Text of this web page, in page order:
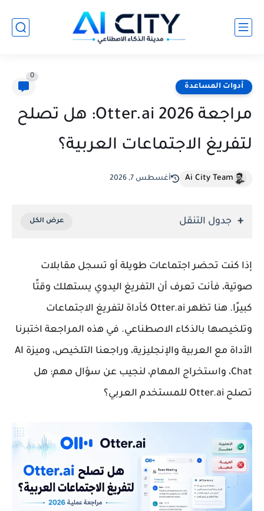
أدوات المساعدة
0
مراجعة Otter.ai 2026: هل تصلح
لتفريغ الاجتماعات العربية؟
Ai City Team أغسطس 7, 2026
جدول التنقل
إذا كنت تحضر اجتماعات طويلة أو تسجل مقابلات
صوتية، فأنت تعرف أن التفريغ اليدوي يستهلك وقتًا
كبيرًا. هنا تظهرOtter.ai كأداة لتفريغ الاجتماعات
وتلخيصها بالذكاء الاصطناعي. في هذه المراجعة اختبرنا
الأداة مع العربية والإنجليزية، وراجعنا التلخيص، وميزة AI
Chat، واستخراج المهام، لنجيب عن سؤال مهم: هل
تصلح Otter.ai للمستخدم العربي؟